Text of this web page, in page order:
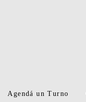
Agendá un Turno